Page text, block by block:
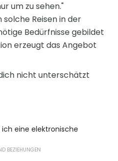
um zu sehen."
Reisen in der
Bedürfnisse gebildet
erzeugt das Angebot
nicht unterschätzt
ich eine elektronische
BEZIEHUNGEN